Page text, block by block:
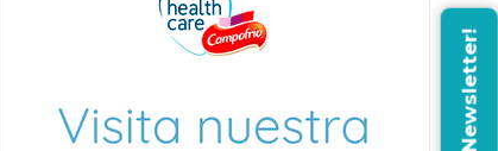
¡Newsletter!